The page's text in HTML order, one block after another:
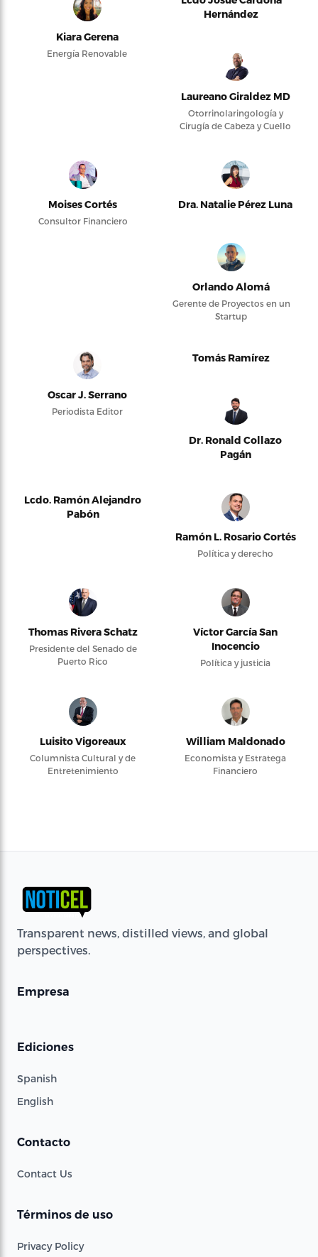
Kiara Gerena
Energía Renovable
Hernández
Laureano Giraldez MD
Otorrinolaringología y
Cirugía de Cabeza y Cuello
Moises Cortés
Consultor Financiero
Dra. Natalie Pérez Luna
Orlando Alomá
Gerente de Proyectos en un
Startup
Oscar J. Serrano
Periodista Editor
Tomás Ramírez
Dr. Ronald Collazo
Pagán
Lcdo. Ramón Alejandro
Pabón
Ramón L. Rosario Cortés
Política y derecho
Thomas Rivera Schatz
Presidente del Senado de
Puerto Rico
Víctor García San
Inocencio
Política y justicia
Luisito Vigoreaux
Columnista Cultural y de
Entretenimiento
William Maldonado
Economista y Estratega
Financiero
Transparent news, distilled views, and global
perspectives.
Empresa
Ediciones
Spanish
English
Contacto
Contact Us
Términos de uso
Privacy Policy